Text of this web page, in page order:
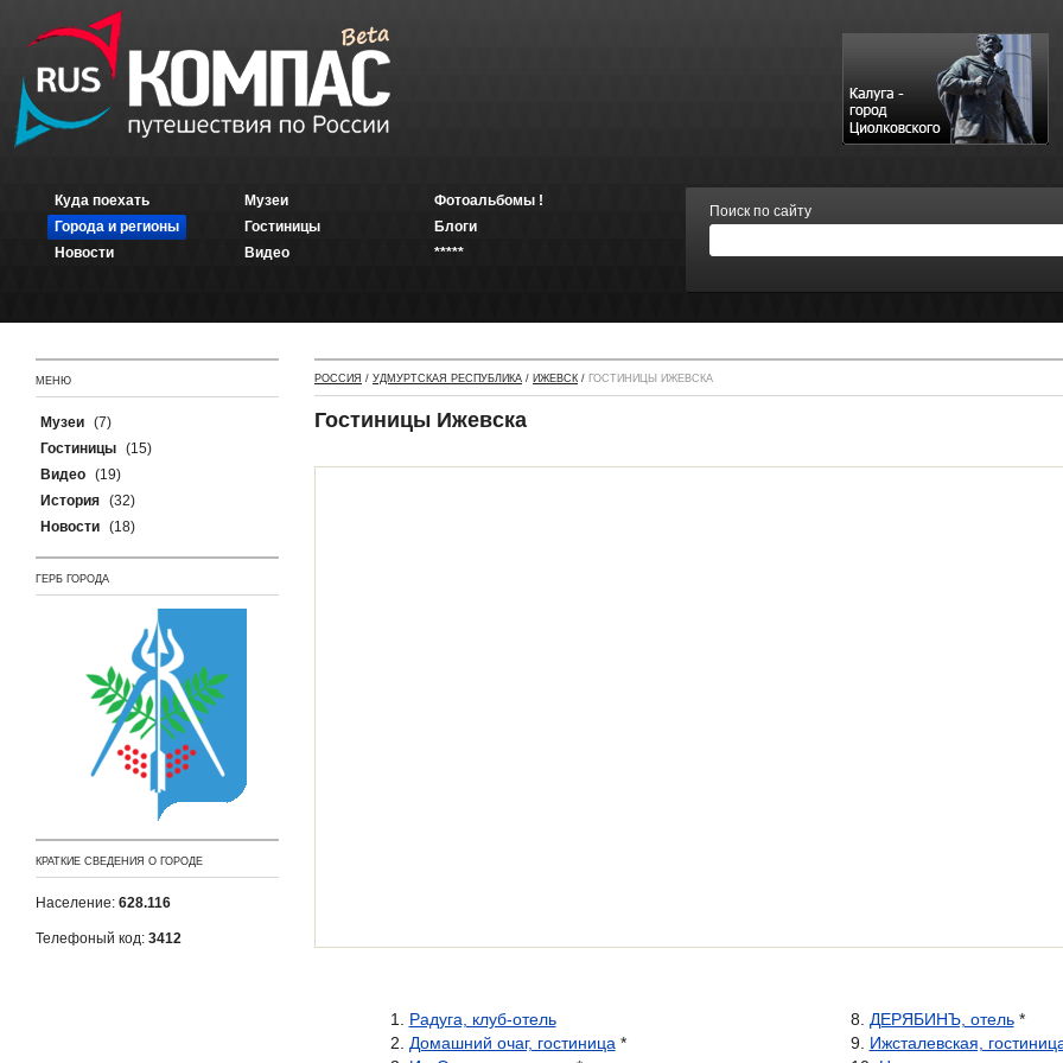
Куда поехать
Города и регионы
Новости
Музеи
Гостиницы
Видео
Фотоальбомы !
Блоги
*****
Поиск по сайту
МЕНЮ
Музеи (7)
Гостиницы (15)
Видео (19)
История (32)
Новости (18)
ГЕРБ ГОРОДА
КРАТКИЕ СВЕДЕНИЯ О ГОРОДЕ
Население: 628.116
Телефоный код: 3412
РОССИЯ / УДМУРТСКАЯ РЕСПУБЛИКА / ИЖЕВСК / ГОСТИНИЦЫ ИЖЕВСКА
Гостиницы Ижевска
Радуга, клуб-отель
Домашний очаг, гостиница *
ДЕРЯБИНЪ, отель*
Ижсталевская,